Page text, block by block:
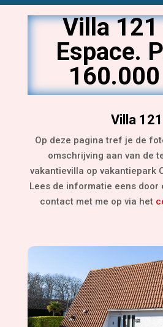
Villa
Espace.
Villa 121
Op deze pagina tref je de
omschrijving aan van de
vakantievilla op vakantiepark
Lees de informatie eens door
contact met me op via het